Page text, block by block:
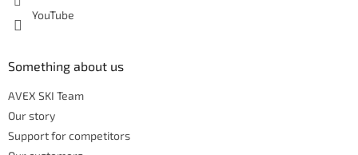
YouTube
Something about us
AVEX SKI Team
Our story
Support for competitors